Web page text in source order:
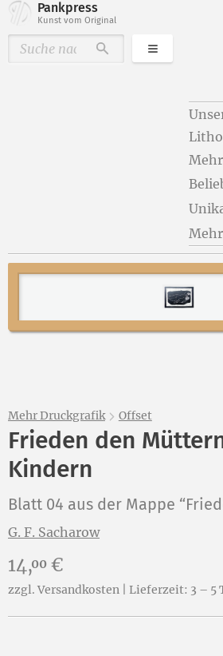
Pankpress
Kunst vom Original
DurchsuchenKategorien
Mehr Druckgrafik Offset
Frieden den
Kindern
Blatt 04 aus der Mappe
G. F. Sacharow
Preis:
14,00 €
zzgl. Versandkosten | Lieferzeit: 3 – 5